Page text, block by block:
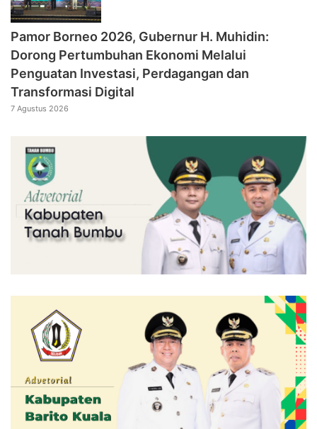
Pamor Borneo 2026, Gubernur H. Muhidin:
Dorong Pertumbuhan Ekonomi Melalui
Penguatan Investasi, Perdagangan dan
Transformasi Digital
7 Agustus 2026